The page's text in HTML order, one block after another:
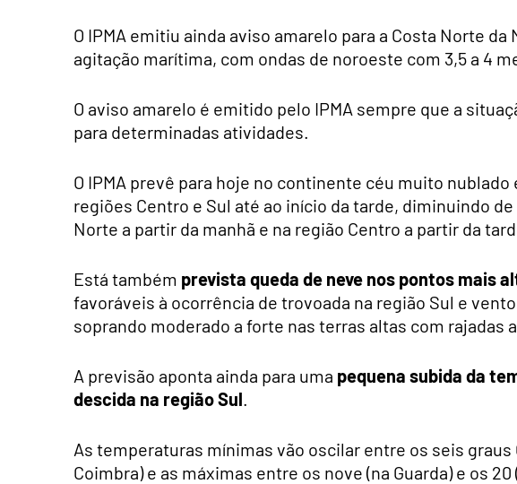
O IPMA emitiu ainda aviso amarelo para a Costa Norte
agitação marítima, com ondas de noroeste com 3,5 a 4
O aviso amarelo é emitido pelo IPMA sempre que a
para determinadas atividades.
O IPMA prevê para hoje no continente céu muito
regiões Centro e Sul até ao início da tarde, diminuindo
Norte a partir da manhã e na região Centro a partir da
Está também prevista queda de neve nos pontos mais
favoráveis à ocorrência de trovoada na região Sul e
soprando moderado a forte nas terras altas com rajadas
A previsão aponta ainda para uma pequena subida da
descida na região Sul.
As temperaturas mínimas vão oscilar entre os seis graus
Coimbra) e as máximas entre os nove (na Guarda) e os 20